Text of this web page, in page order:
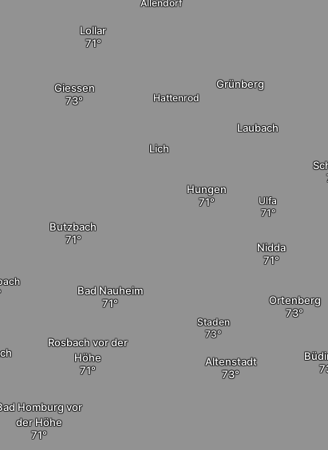
Butzbach
Rosbach vor der
Höhe
Bad Nauheim
Homburg vor
der Höhe
Giessen
Lollar
Ortenberg
Nidda
Hungen
Staden
Ulfa
Altenstadt
Laubach
Grünberg
Lich
Hattenrod
Allendorf